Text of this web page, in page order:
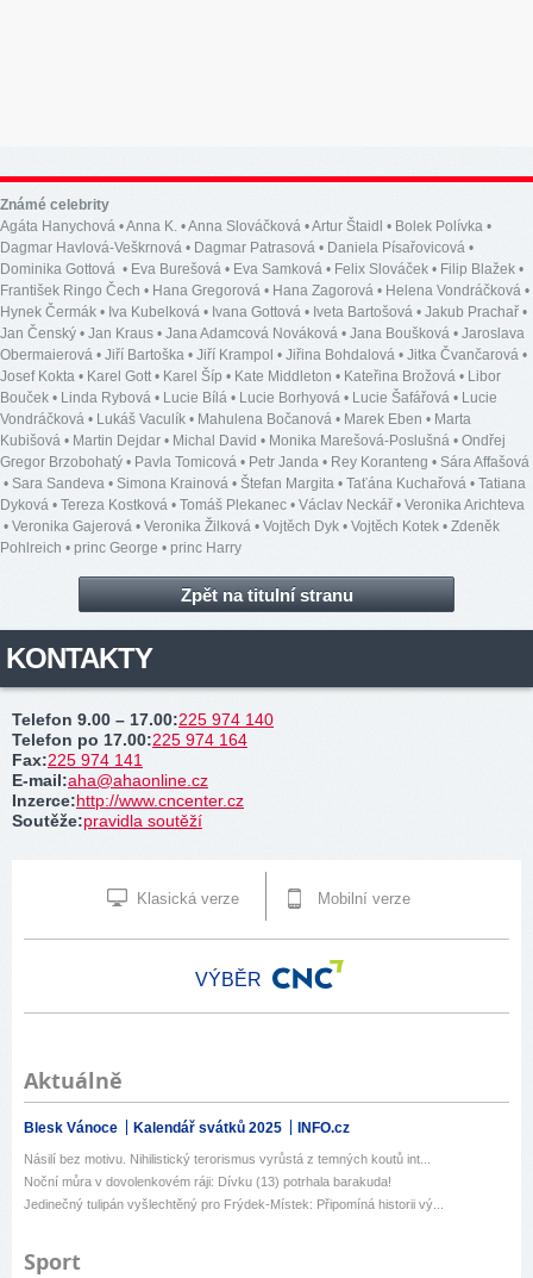
Známé celebrity
Agáta Hanychová •Anna K. •Anna Slováčková •Artur Štaidl • Bolek Polívka •
Dagmar Havlová-Veškrnová • Dagmar Patrasová • Daniela Písařovicová •
Dominika Gottová • Eva Burešová • Eva Samková • Felix Slováček • Filip Blažek •
František Ringo Čech • Hana Gregorová • Hana Zagorová • Helena Vondráčková •
Hynek Čermák • Iva Kubelková • Ivana Gottová • Iveta Bartošová • Jakub Prachař •
Jan Čenský • Jan Kraus • Jana Adamcová Nováková • Jana Boušková • Jaroslava
Obermaierová • Jiří Bartoška • Jiří Krampol • Jiřina Bohdalová • Jitka Čvančarová •
Josef Kokta • Karel Gott • Karel Šíp • Kate Middleton • Kateřina Brožová • Libor
Bouček • Linda Rybová • Lucie Bílá • Lucie Borhyová • Lucie Šafářová • Lucie
Vondráčková • Lukáš Vaculík • Mahulena Bočanová • Marek Eben • Marta
Kubišová • Martin Dejdar • Michal David • Monika Marešová-Poslušná • Ondřej
Gregor Brzobohatý • Pavla Tomicová • Petr Janda • Rey Koranteng • Sára Affašová
• Sara Sandeva • Simona Krainová • Štefan Margita • Taťána Kuchařová • Tatiana
Dyková • Tereza Kostková • Tomáš Plekanec • Václav Neckář • Veronika Arichteva
• Veronika Gajerová • Veronika Žilková • Vojtěch Dyk • Vojtěch Kotek • Zdeněk
Pohlreich • princ George • princ Harry
Zpět na titulní stranu
KONTAKTY
Telefon 9.00 – 17.00:225 974 140
Telefon po 17.00:225 974 164
Fax:225 974 141
E-mail:aha@ahaonline.cz
Inzerce:http://www.cncenter.cz
Soutěže:pravidla soutěží
Klasická verze Mobilní verze
VÝBĚR
Aktuálně
Blesk Vánoce Kalendář svátků 2025 INFO.cz
Násilí bez motivu. Nihilistický terorismus vyrůstá z temných koutů int...
Noční můra v dovolenkovém ráji: Dívku (13) potrhala barakuda!
Jedinečný tulipán vyšlechtěný pro Frýdek-Místek: Připomíná historii vý...
Sport